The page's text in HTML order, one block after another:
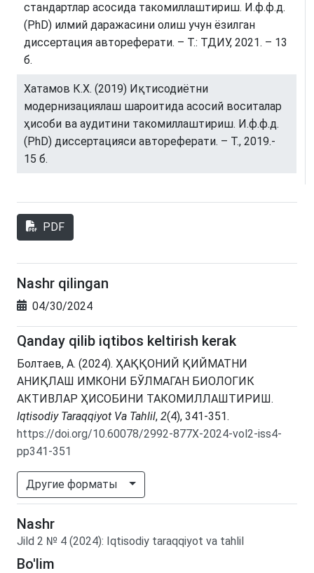
стандартлар асосида такомиллаштириш. И.ф.ф.д.
(PhD) илмий даражасини олиш учун ёзилган
диссертация автореферати. – Т.: ТДИУ, 2021. – 13
б.
Хатамов К.Х. (2019) Иқтисодиётни
модернизациялаш шароитида асосий воситалар
ҳисоби ва аудитини такомиллаштириш. И.ф.ф.д.
(PhD) диссертацияси автореферати. – Т., 2019.-
15 б.
PDF
Nashr qilingan
04/30/2024
Qanday qilib iqtibos keltirish kerak
Болтаев, А. (2024). ҲАҚҚОНИЙ ҚИЙМАТНИ
АНИҚЛАШ ИМКОНИ БЎЛМАГАН БИОЛОГИК
АКТИВЛАР ҲИСОБИНИ ТАКОМИЛЛАШТИРИШ.
Iqtisodiy Taraqqiyot Va Tahlil, 2(4), 341-351.
https://doi.org/10.60078/2992-877X-2024-vol2-iss4-
pp341-351
Другие форматы
Nashr
Jild 2 № 4 (2024): Iqtisodiy taraqqiyot va tahlil
Bo'lim